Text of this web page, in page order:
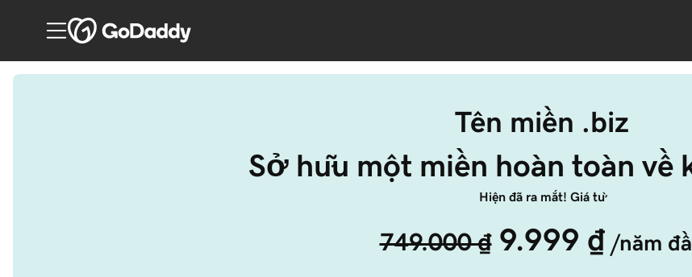
Tên miền .biz
Sở hữu một miền hoàn toàn về
Hiện đã ra mắt! Giá từ
749.000 ₫ 9.999 ₫ /năm